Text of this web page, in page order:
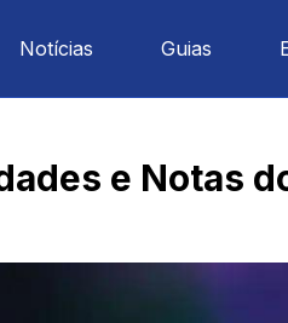
Notícias Guias
e Notas